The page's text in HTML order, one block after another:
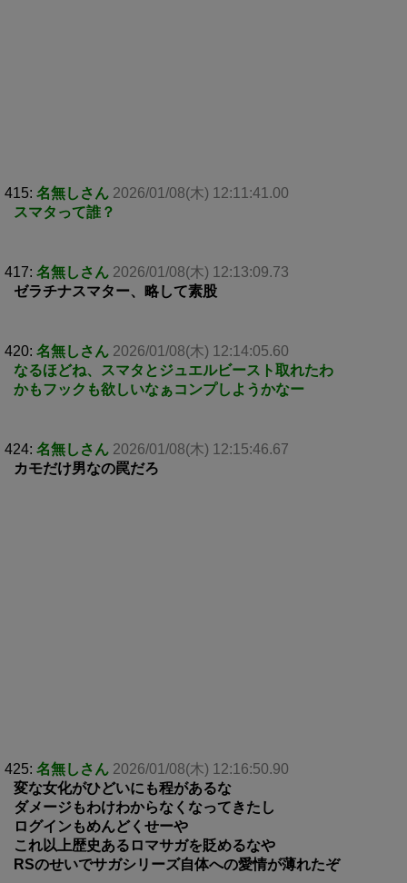
415: 名無しさん 2026/01/08(木) 12:11:41.00
スマタって誰？
417: 名無しさん 2026/01/08(木) 12:13:09.73
ゼラチナスマター、略して素股
420: 名無しさん 2026/01/08(木) 12:14:05.60
なるほどね、スマタとジュエルビースト取れたわ
かもフックも欲しいなぁコンプしようかなー
424: 名無しさん 2026/01/08(木) 12:15:46.67
カモだけ男なの罠だろ
425: 名無しさん 2026/01/08(木) 12:16:50.90
変な女化がひどいにも程があるな
ダメージもわけわからなくなってきたし
ログインもめんどくせーや
これ以上歴史あるロマサガを貶めるなや
RSのせいでサガシリーズ自体への愛情が薄れたぞ